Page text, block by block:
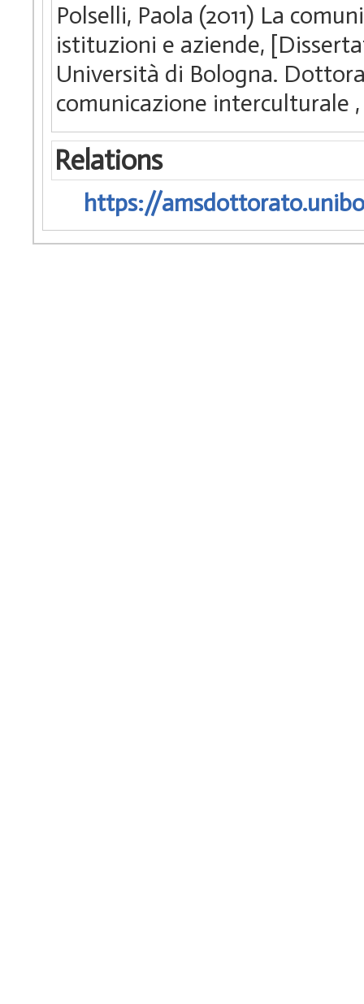
Polselli, Paola (2011) La
istituzioni e aziende,
Università di Bologna.
comunicazione interculturale
Relations
https://